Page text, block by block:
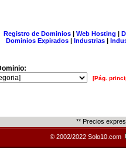
Registro de Dominios| Web Hosting |
Dominios Expirados | Industrias |
[Pág.
** Precios
© 2002/2022 Solo10.com